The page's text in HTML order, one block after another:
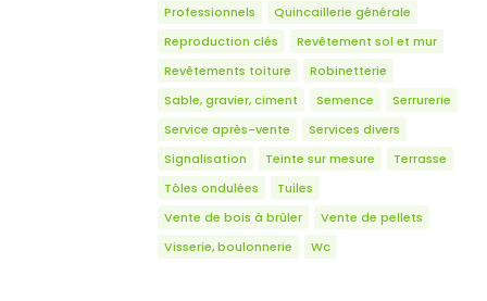
Professionnels
Quincaillerie générale
Reproduction clés
Revêtement sol et mur
Revêtements toiture
Robinetterie
Sable, gravier, ciment
Semence
Serrurerie
Service après-vente
Services divers
Signalisation
Teinte sur mesure
Terrasse
Tôles ondulées
Tuiles
Vente de bois à brûler
Vente de pellets
Visserie, boulonnerie
Wc